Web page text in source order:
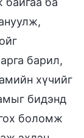
барил,
хүчийг
бидэнд
боломж